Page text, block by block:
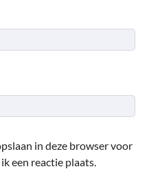
in deze browser voor
een reactie plaats.